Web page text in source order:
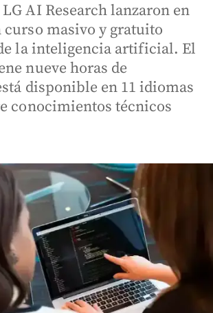
AI Research lanzaron en
curso masivo y gratuito
la inteligencia artificial. El
nueve horas de
disponible en 11 idiomas
conocimientos técnicos